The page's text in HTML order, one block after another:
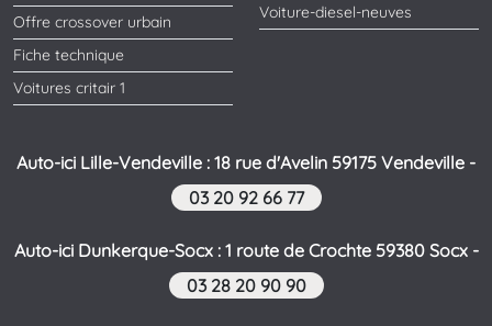
Offre crossover urbain
Fiche technique
Voitures critair 1
Voiture-diesel-neuves
Auto-ici Lille-Vendeville : 18 rue d'Avelin 59175 Vendeville -
03 20 92 66 77
Auto-ici Dunkerque-Socx : 1 route de Crochte 59380 Socx -
03 28 20 90 90